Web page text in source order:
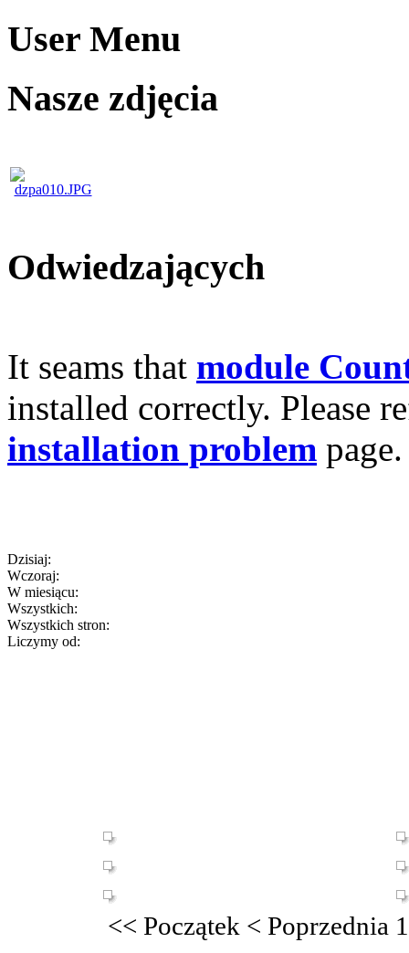
User Menu
Nasze zdjęcia
Odwiedzających
It seams that module
installed correctly. Please
installation problem page.
Dzisiaj:
Wczoraj:
W miesiącu:
Wszystkich:
Wszystkich stron:
Liczymy od:
<< Początek < Poprzednia 1